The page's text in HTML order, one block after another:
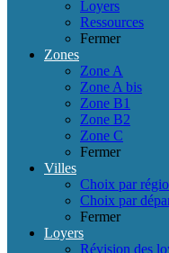
Loyers
Ressources
Fermer
Zones
Zone A
Zone A bis
Zone B1
Zone B2
Zone C
Fermer
Villes
Choix par
Choix par
Fermer
Loyers
Révision des